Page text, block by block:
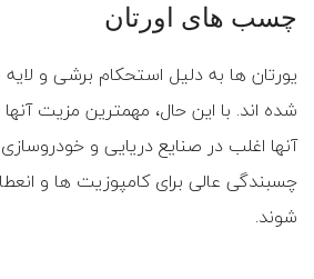
چسب های اورتان
یورتان ها به دلیل استحکام برشی و لایه
شده اند. با این حال، مهمترین مزیت
آنها اغلب در صنایع دریایی و
چسبندگی عالی برای کامپوزیت ها و
شوند.